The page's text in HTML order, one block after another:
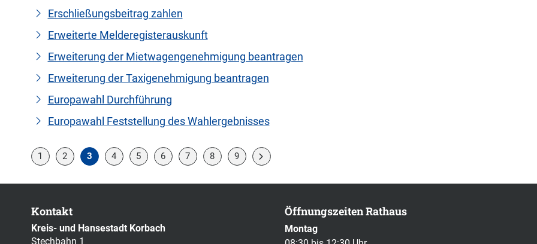
Erschließungsbeitrag zahlen
Erweiterte Melderegisterauskunft
Erweiterung der Mietwagengenehmigung beantragen
Erweiterung der Taxigenehmigung beantragen
Europawahl Durchführung
Europawahl Feststellung des Wahlergebnisses
1 2 3 4 5 6 7 8 9
Kontakt
Kreis- und Hansestadt Korbach
Stechbahn 1
Öffnungszeiten Rathaus
Montag